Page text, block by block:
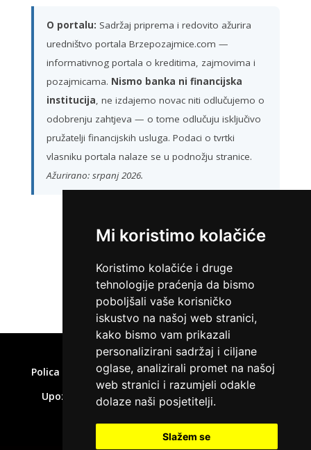
Mi koristimo kolačiće
Koristimo kolačiće i druge
tehnologije praćenja da bismo
poboljšali vaše korisničko
iskustvo na našoj web stranici,
kako bismo vam prikazali
personalizirani sadržaj i ciljane
oglase, analizirali promet na našoj
web stranici i razumjeli odakle
dolaze naši posjetitelji.
Slažem se
O portalu: Sadržaj priprema i redovito ažurira
uredništvo portala Brzepozajmice.com —
informativnog portala o kreditima, zajmovima i
pozajmicama. Nismo banka ni financijska
institucija, ne izdajemo novac niti odlučujemo o
odobrenju zahtjeva — o tome odlučuju isključivo
pružatelji financijskih usluga. Podaci o tvrtki
vlasniku portala nalaze se u podnožju stranice.
Ažurirano: srpanj 2026.
ZATRAŽI KREDIT
Home»Pozajmice do 5000 eura
Polica privatnosti Uvjeti korištenja
Kolačići
Upozorenje o rizicima
Affiliate disclaimer
Kontakt